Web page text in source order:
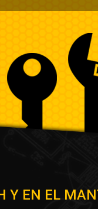
Y EN EL